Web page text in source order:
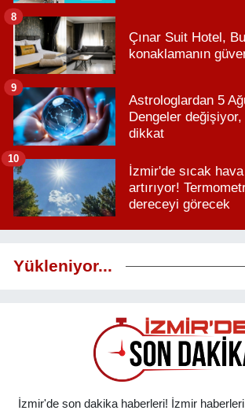
Çınar Suit Hotel,
konaklamanın
8
Astrologlardan 5
Dengeler
dikkat
9
İzmir'de sıcak
artırıyor!
dereceyi görecek
10
Yükleniyor...
İzmir'de son dakika haberleri! İzmir